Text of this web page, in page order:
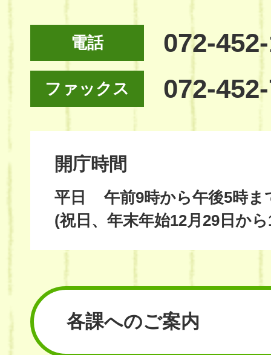
電話 072-
ファックス 072-
開庁時間
平日
午前9時から午後5時ま
(祝日、年末年始12月29日か
各課へのご案内